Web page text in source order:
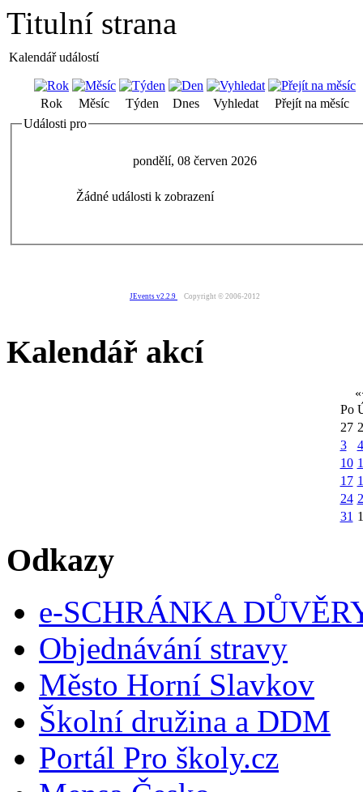
Titulní strana
Kalendář událostí
Rok Měsíc Týden Dnes Vyhledat
Přejít na měsíc
Události pro
pondělí, 08 červen 2026
Žádné události k zobrazení
JEvents v2.2.9 Copyright © 2006-2012
Kalendář akcí
«
Po
27
3
4
10
17
24
31 1
Odkazy
e-SCHRÁNKA
Objednávání stravy
Město Horní Slavkov
Školní družina a DDM
Portál Pro školy.cz